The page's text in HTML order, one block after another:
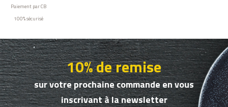
Paiement par CB
100% sécurisé
10% de remise
sur votre prochaine commande en vous
inscrivant à la newsletter